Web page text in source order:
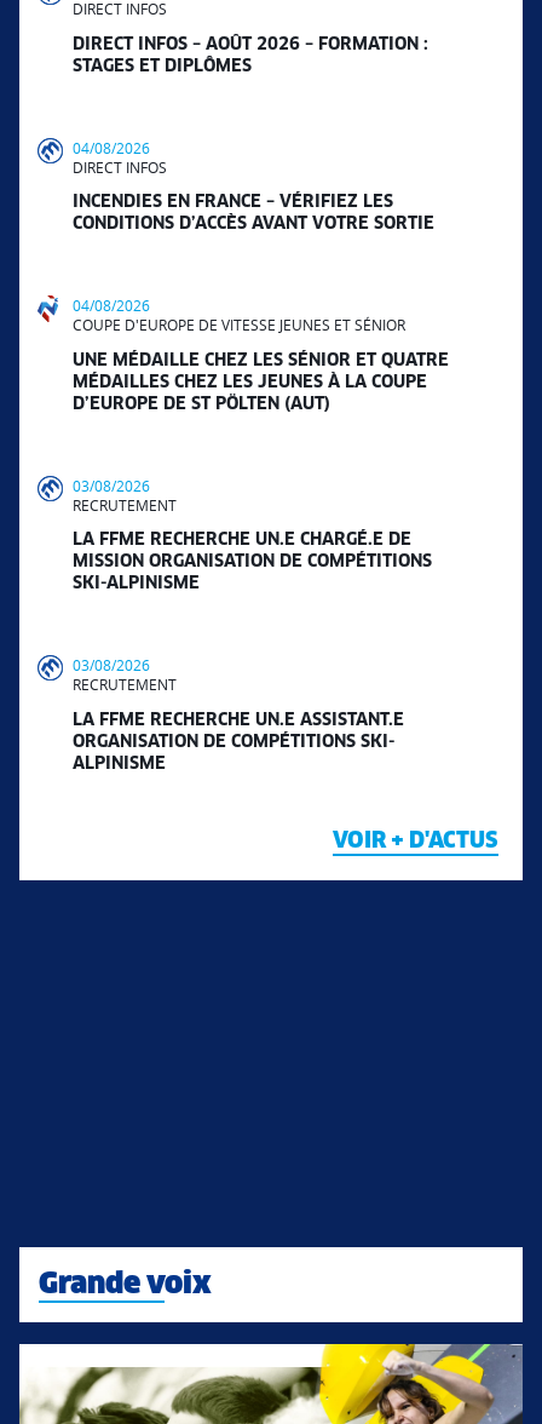
DIRECT INFOS
DIRECT INFOS – AOÛT 2026 – FORMATION :
STAGES ET DIPLÔMES
04/08/2026
DIRECT INFOS
INCENDIES EN FRANCE – VÉRIFIEZ LES
CONDITIONS D’ACCÈS AVANT VOTRE SORTIE
04/08/2026
COUPE D'EUROPE DE VITESSE JEUNES ET SÉNIOR
UNE MÉDAILLE CHEZ LES SÉNIOR ET QUATRE
MÉDAILLES CHEZ LES JEUNES À LA COUPE
D’EUROPE DE ST PÖLTEN (AUT)
03/08/2026
RECRUTEMENT
LA FFME RECHERCHE UN.E CHARGÉ.E DE
MISSION ORGANISATION DE COMPÉTITIONS
SKI-ALPINISME
03/08/2026
RECRUTEMENT
LA FFME RECHERCHE UN.E ASSISTANT.E
ORGANISATION DE COMPÉTITIONS SKI-
ALPINISME
VOIR + D'ACTUS
Grande voix